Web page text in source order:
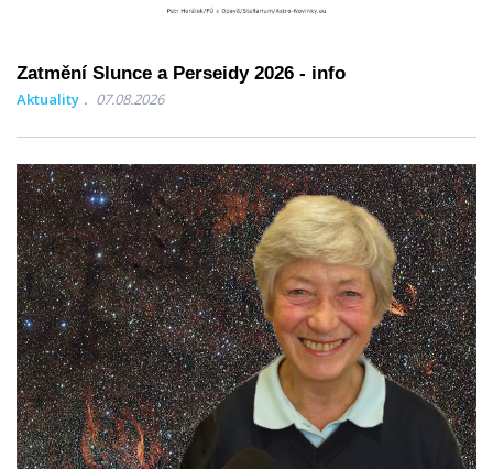
Zatmění Slunce a Perseidy 2026 - info
Aktuality 07.08.2026